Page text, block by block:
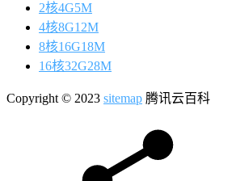
2核4G5M
4核8G12M
8核16G18M
16核32G28M
Copyright © 2023 sitemap 腾讯云百科